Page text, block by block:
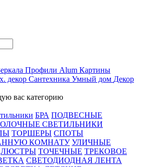
Профили Alum Картины
декор Сантехника Умный дом Декор
вас категорию
БРА ПОДВЕСНЫЕ
СВЕТИЛЬНИКИ
ТОРШЕРЫ СПОТЫ
КОМНАТУ УЛИЧНЫЕ
ЛЮСТРЫ ТОЧЕЧНЫЕ ТРЕКОВОЕ
СВЕТОДИОДНАЯ ЛЕНТА